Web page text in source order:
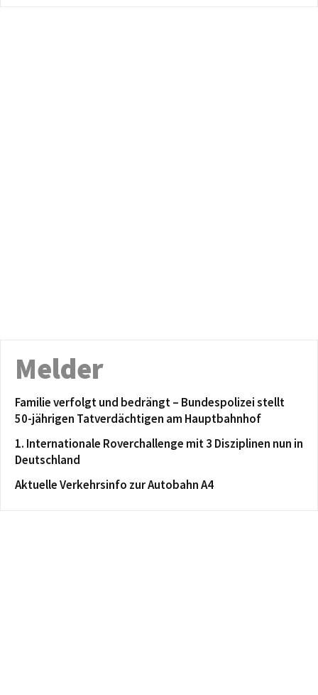
Melder
Familie verfolgt und bedrängt – Bundespolizei stellt
50-jährigen Tatverdächtigen am Hauptbahnhof
1. Internationale Roverchallenge mit 3 Disziplinen nun in
Deutschland
Aktuelle Verkehrsinfo zur Autobahn A4